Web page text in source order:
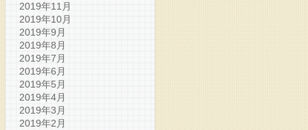
2019年11月
2019年10月
2019年9月
2019年8月
2019年7月
2019年6月
2019年5月
2019年4月
2019年3月
2019年2月